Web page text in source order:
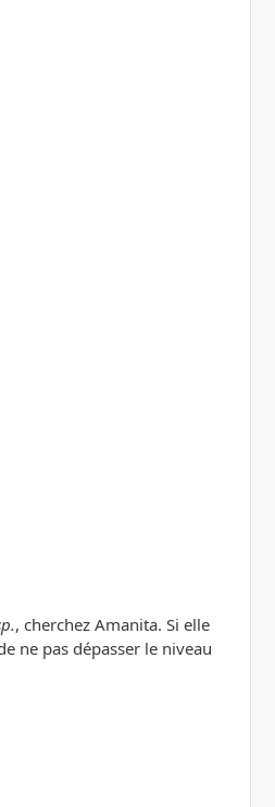
, cherchez Amanita. Si elle
ne pas dépasser le niveau